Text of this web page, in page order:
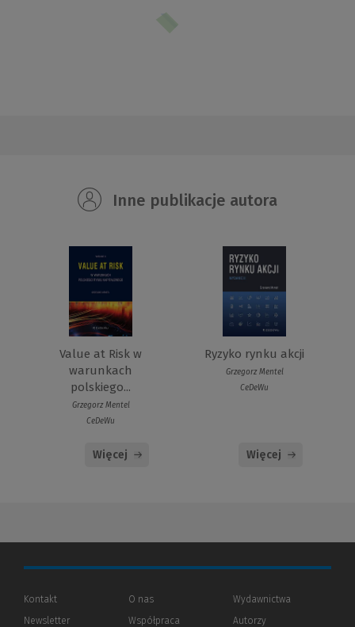
Inne publikacje autora
Value at Risk w
warunkach
polskiego...
Grzegorz Mentel
CeDeWu
Więcej
Ryzyko rynku akcji
Grzegorz Mentel
CeDeWu
Więcej
Kontakt
Newsletter
O nas
Współpraca
Wydawnictwa
Autorzy